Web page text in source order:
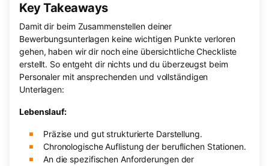
Key Takeaways
Damit dir beim Zusammenstellen deiner
Bewerbungsunterlagen keine wichtigen Punkte verloren
gehen, haben wir dir noch eine übersichtliche Checkliste
erstellt. So entgeht dir nichts und du überzeugst beim
Personaler mit ansprechenden und vollständigen
Unterlagen:
Lebenslauf:
Präzise und gut strukturierte Darstellung.
Chronologische Auflistung der beruflichen Stationen.
An die spezifischen Anforderungen der